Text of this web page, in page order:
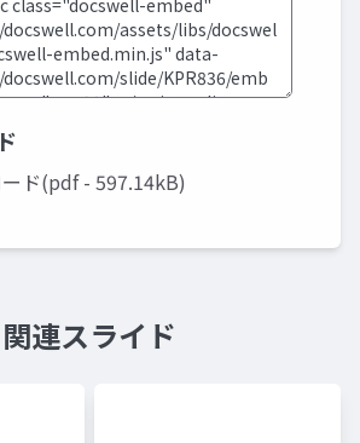
ド(pdf - 597.14kB)
関連スライド